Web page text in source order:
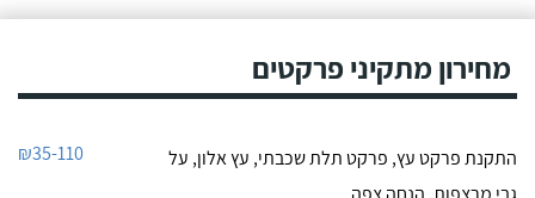
מחירון מתקיני פרקטים
התקנת פרקט עץ, פרקט תלת שכבתי, עץ אלון, על
₪35-110